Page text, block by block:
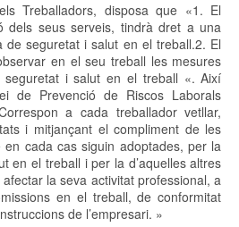
Treballadors, disposa que «1. El
dels seus serveis, tindrà dret a una
de seguretat i salut en el treball.2. El
en el seu treball les mesures
seguretat i salut en el treball «. Així
de Prevenció de Riscos Laborals
a cada treballador vetllar,
i mitjançant el compliment de les
cada cas siguin adoptades, per la
en el treball i per la d’aquelles altres
la seva activitat professional, a
en el treball, de conformitat
de l’empresari. »